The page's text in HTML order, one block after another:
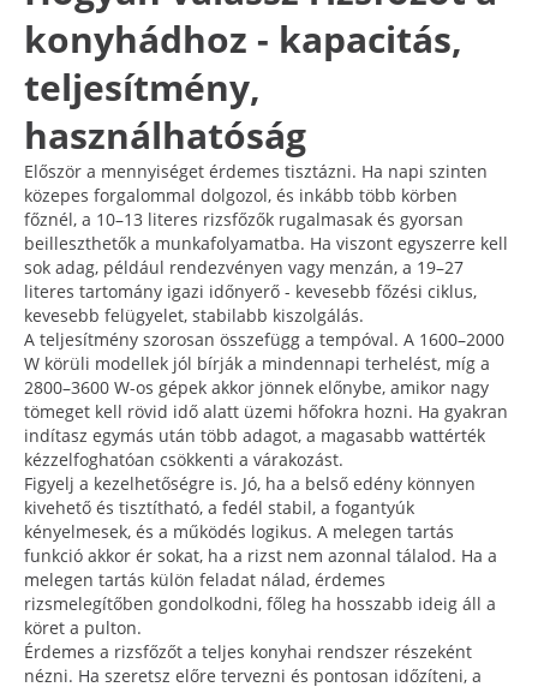
konyhádhoz - kapacitás,
teljesítmény,
használhatóság
Először a mennyiséget érdemes tisztázni. Ha napi szinten
közepes forgalommal dolgozol, és inkább több körben
főznél, a 10–13 literes rizsfőzők rugalmasak és gyorsan
beilleszthetők a munkafolyamatba. Ha viszont egyszerre kell
sok adag, például rendezvényen vagy menzán, a 19–27
literes tartomány igazi időnyerő - kevesebb főzési ciklus,
kevesebb felügyelet, stabilabb kiszolgálás.
A teljesítmény szorosan összefügg a tempóval. A 1600–2000
W körüli modellek jól bírják a mindennapi terhelést, míg a
2800–3600 W-os gépek akkor jönnek előnybe, amikor nagy
tömeget kell rövid idő alatt üzemi hőfokra hozni. Ha gyakran
indítasz egymás után több adagot, a magasabb wattérték
kézzelfoghatóan csökkenti a várakozást.
Figyelj a kezelhetőségre is. Jó, ha a belső edény könnyen
kivehető és tisztítható, a fedél stabil, a fogantyúk
kényelmesek, és a működés logikus. A melegen tartás
funkció akkor ér sokat, ha a rizst nem azonnal tálalod. Ha a
melegen tartás külön feladat nálad, érdemes
rizsmelegítőben gondolkodni, főleg ha hosszabb ideig áll a
köret a pulton.
Érdemes a rizsfőzőt a teljes konyhai rendszer részeként
nézni. Ha szeretsz előre tervezni és pontosan időzíteni, a